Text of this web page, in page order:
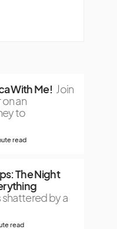
With Me! Join
an
to
read
The Night
shattered by a
read